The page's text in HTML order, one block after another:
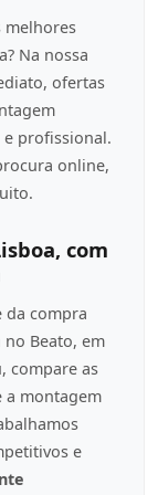
melhores
Na nossa
ofertas
profissional.
online,
com
da compra
Beato, em
compare as
a montagem
e